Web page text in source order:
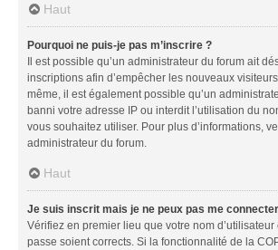
Haut
Pourquoi ne puis-je pas m’inscrire ?
Il est possible qu’un administrateur du forum ait
inscriptions afin d’empêcher les nouveaux
même, il est également possible qu’un
banni votre adresse IP ou interdit l’utilisation du
vous souhaitez utiliser. Pour plus d’informations,
administrateur du forum.
Haut
Je suis inscrit mais je ne peux pas me
Vérifiez en premier lieu que votre nom d’utilisateur
passe soient corrects. Si la fonctionnalité de la